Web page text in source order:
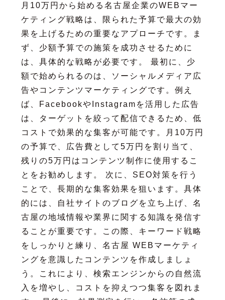
月10万円から始める名古屋企業のWEBマー
ケティング戦略は、限られた予算で最大の効
果を上げるための重要なアプローチです。ま
ず、少額予算での施策を成功させるために
は、具体的な戦略が必要です。 最初に、少
額で始められるのは、ソーシャルメディア広
告やコンテンツマーケティングです。例え
ば、FacebookやInstagramを活用した広告
は、ターゲットを絞って配信できるため、低
コストで効果的な集客が可能です。月10万円
の予算で、広告費として5万円を割り当て、
残りの5万円はコンテンツ制作に使用するこ
とをお勧めします。 次に、SEO対策を行う
ことで、長期的な集客効果を狙います。具体
的には、自社サイトのブログを立ち上げ、名
古屋の地域情報や業界に関する知識を発信す
ることが重要です。この際、キーワード戦略
をしっかりと練り、名古屋 WEBマーケティ
ングを意識したコンテンツを作成しましょ
う。これにより、検索エンジンからの自然流
入を増やし、コストを抑えつつ集客を図れま